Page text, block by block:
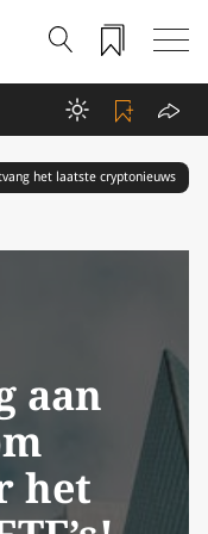
het laatste cryptonieuws
aan
het